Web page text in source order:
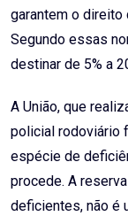
garantem o
Segundo essas
destinar de 5% a
A União, que
policial rodoviário
espécie de
procede. A
deficientes, não é